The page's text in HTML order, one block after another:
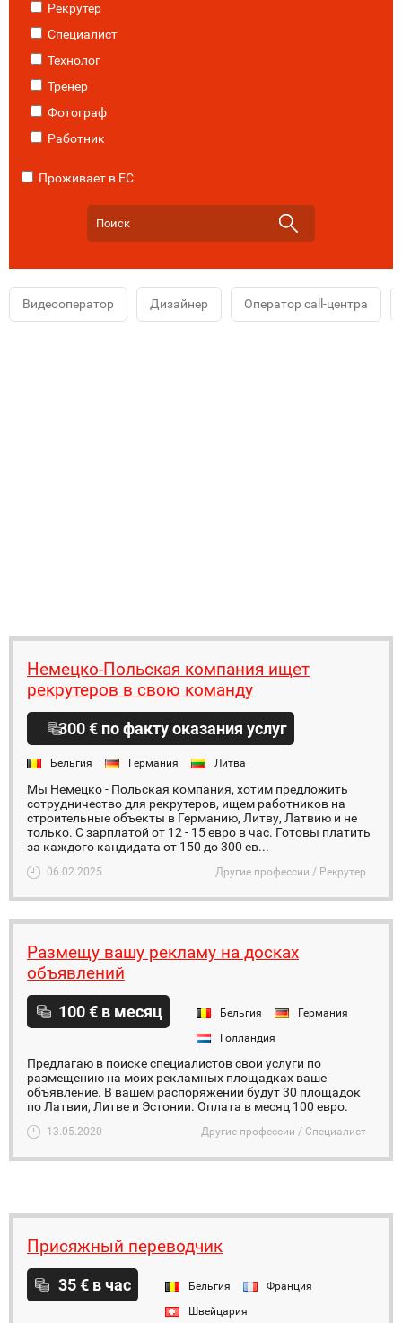
Рекрутер
Специалист
Технолог
Тренер
Фотограф
Работник
Проживает в ЕС
Видеооператор Дизайнер Оператор call-центра
Немецко-Польская компания ищет
рекрутеров в свою команду
300 € по факту оказания услуг
Бельгия Германия Литва
Мы Немецко - Польская компания, хотим предложить
сотрудничество для рекрутеров, ищем работников на
строительные объекты в Германию, Литву, Латвию и не
только. С зарплатой от 12 - 15 евро в час. Готовы платить
за каждого кандидата от 150 до 300 ев...
06.02.2025 Другие профессии / Рекрутер
Размещу вашу рекламу на досках
объявлений
100 € в месяц Бельгия
Германия
Голландия
Предлагаю в поиске специалистов свои услуги по
размещению на моих рекламных площадках ваше
объявление. В вашем распоряжении будут 30 площадок
по Латвии, Литве и Эстонии. Оплата в месяц 100 евро.
13.05.2020 Другие профессии / Специалист
Присяжный переводчик
35 € в час Бельгия
Франция
Швейцария